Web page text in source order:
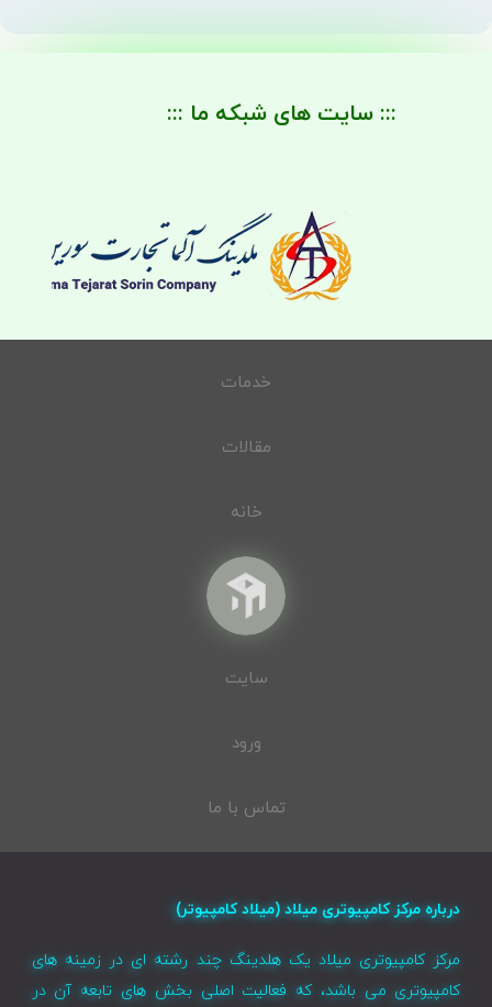
::: سایت های شبکه ما :::
خدمات
مقالات
خانه
سایت
ورود
تماس با ما
درباره مرکز کامپیوتری میلاد (میلاد کامپیوتر)
مرکز کامپیوتری میلاد یک هلدینگ چند رشته ای در زمینه های
کامپیوتری می باشد، که فعالیت اصلی بخش های تابعه آن در